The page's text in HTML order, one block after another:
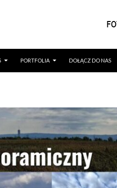
PORTFOLIA DOŁĄCZ DO NAS